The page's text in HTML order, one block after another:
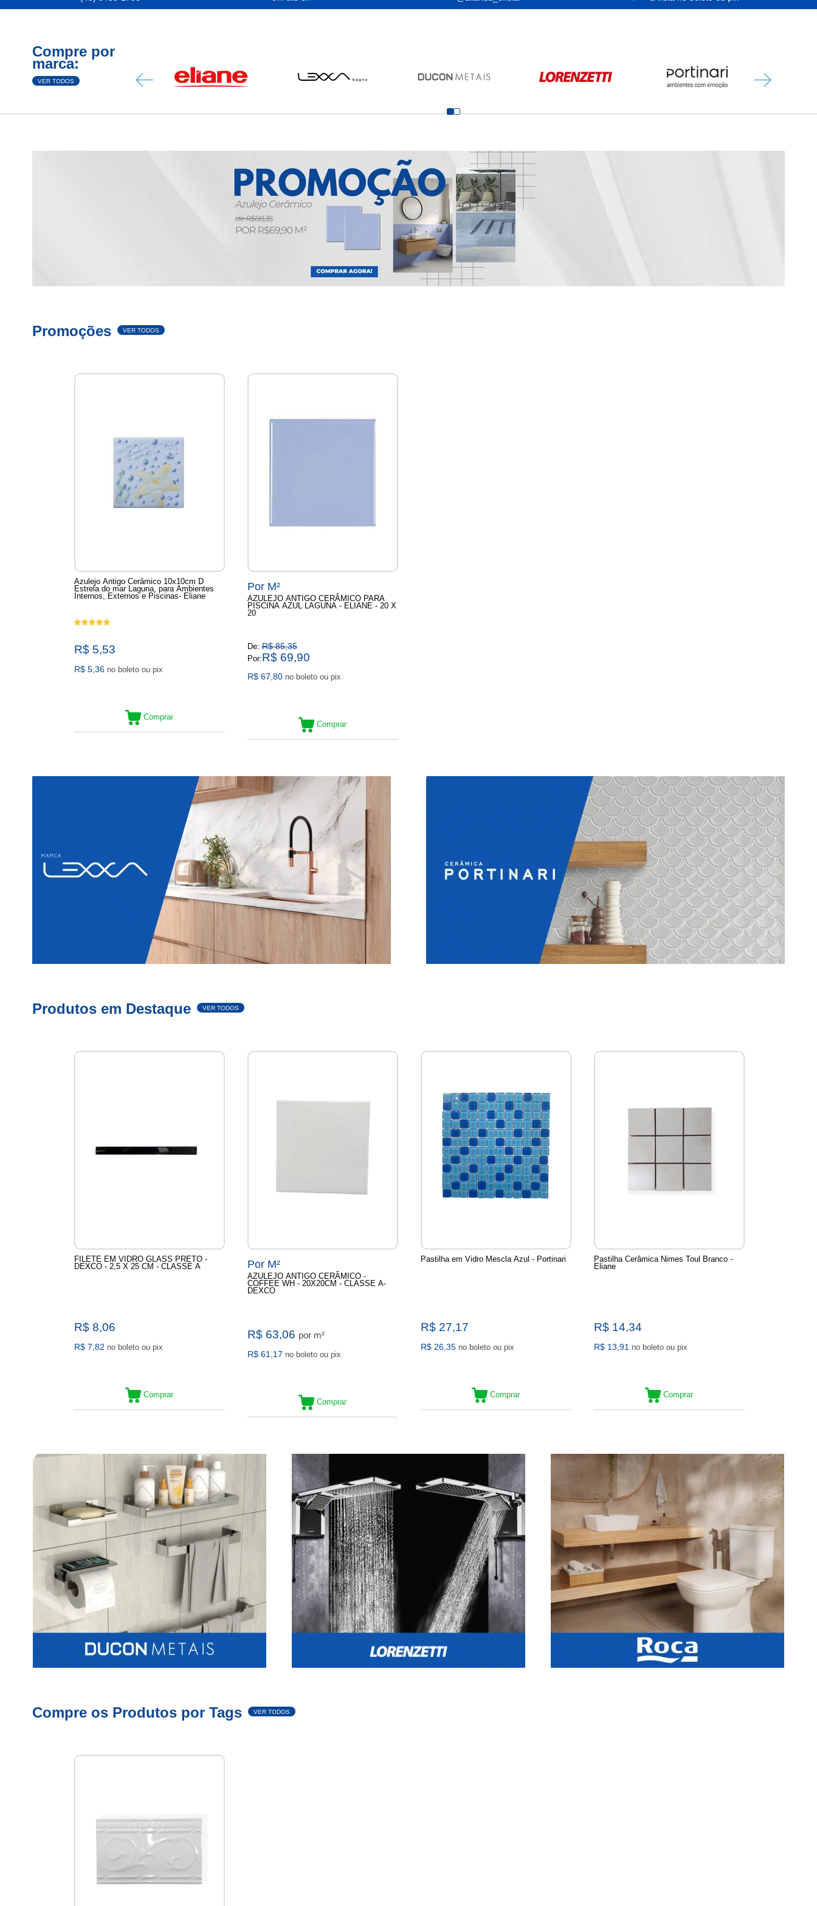
Compre por
marca:
VER TODOS
Promoções VER TODOS
Azulejo Antigo Cerâmico 10x10cm D
Estrela do mar Laguna, para Ambientes
Internos, Externos e Piscinas- Eliane
R$ 5,53
R$ 5,36 no boleto ou pix
Comprar
Por M²
AZULEJO ANTIGO CERÂMICO PARA
PISCINA AZUL LAGUNA - ELIANE - 20 X
20
De: R$ 85,35
Por:R$ 69,90
R$ 67,80 no boleto ou pix
Comprar
Produtos em Destaque VER TODOS
FILETE EM VIDRO GLASS PRETO -
DEXCO - 2,5 X 25 CM - CLASSE A
R$ 8,06
R$ 7,82 no boleto ou pix
Comprar
Por M²
AZULEJO ANTIGO CERÂMICO -
COFFEE WH - 20X20CM - CLASSE A-
DEXCO
R$ 63,06 por m²
R$ 61,17 no boleto ou pix
Comprar
Pastilha em Vidro Mescla Azul - Portinari
R$ 27,17
R$ 26,35 no boleto ou pix
Comprar
Pastilha Cerâmica Nimes Toul Branco -
Eliane
R$ 14,34
R$ 13,91 no boleto ou pix
Comprar
Compre os Produtos por Tags VER TODOS